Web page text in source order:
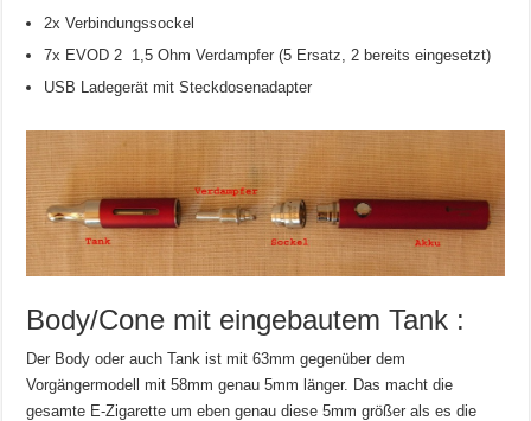
2x Verbindungssockel
7x EVOD 2 1,5 Ohm Verdampfer (5 Ersatz, 2 bereits eingesetzt)
USB Ladegerät mit Steckdosenadapter
Body/Cone mit eingebautem Tank :
Der Body oder auch Tank ist mit 63mm gegenüber dem
Vorgängermodell mit 58mm genau 5mm länger. Das macht die
gesamte E-Zigarette um eben genau diese 5mm größer als es die